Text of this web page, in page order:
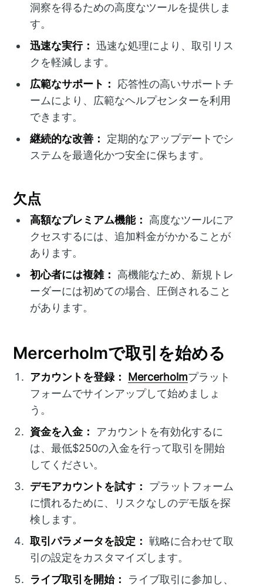
洞察を得るための高度なツールを提供しま
す。
迅速な実行： 迅速な処理により、取引リス
クを軽減します。
広範なサポート：
応答性の高いサポートチ
ームにより、広範なヘルプセンターを利用
できます。
継続的な改善：
定期的なアップデートでシ
ステムを最適化かつ安全に保ちます。
欠点
高額なプレミアム機能：
高度なツールにア
クセスするには、追加料金がかかることが
あります。
初心者には複雑：
高機能なため、新規トレ
ーダーには初めての場合、圧倒されること
があります。
Mercerholmで取引を始める
アカウントを登録： Mercerholmプラット
フォームでサインアップして始めましょ
う。
資金を入金：
アカウントを有効化するに
は、最低$250の入金を行って取引を開始
してください。
デモアカウントを試す：
プラットフォーム
に慣れるために、リスクなしのデモ版を探
検します。
取引パラメータを設定： 戦略に合わせて取
引の設定をカスタマイズします。
ライブ取引を開始：
ライブ取引に参加し、